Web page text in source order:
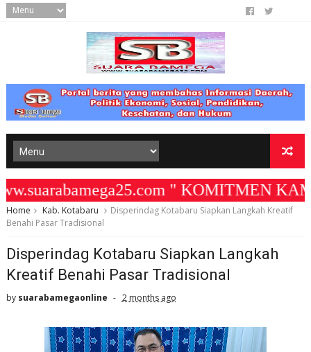
" KOMITMEN KAMI
Home Kab. Kotabaru
Disperindag Kotabaru Siapkan Langkah Kreatif
Benahi Pasar Tradisional
Disperindag Kotabaru Siapkan Langkah
Kreatif Benahi Pasar Tradisional
by suarabamegaonline 2 months ago